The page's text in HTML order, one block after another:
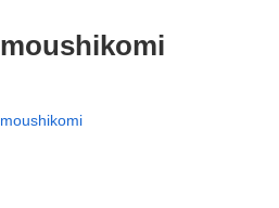
moushikomi
moushikomi